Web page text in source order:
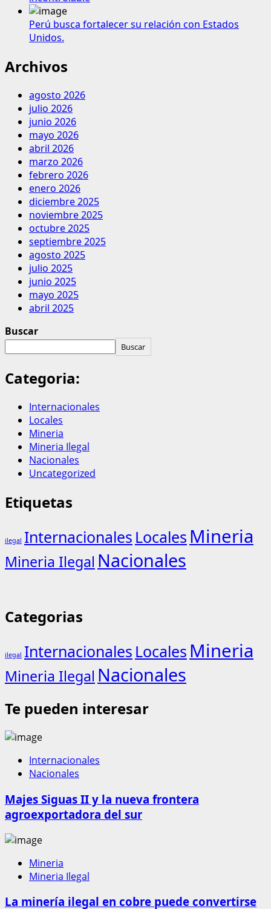
Perú busca fortalecer su relación con Estados
Unidos.
Archivos
agosto 2026
julio 2026
junio 2026
mayo 2026
abril 2026
marzo 2026
febrero 2026
enero 2026
diciembre 2025
noviembre 2025
octubre 2025
septiembre 2025
agosto 2025
julio 2025
junio 2025
mayo 2025
abril 2025
Buscar
Buscar
Categoria:
Internacionales
Locales
Mineria
Mineria Ilegal
Nacionales
Uncategorized
Etiquetas
ilegal Internacionales Locales Mineria
Mineria Ilegal Nacionales
Categorias
ilegal Internacionales Locales Mineria
Mineria Ilegal Nacionales
Te pueden interesar
Internacionales
Nacionales
Majes Siguas II y la nueva frontera
agroexportadora del sur
Mineria
Mineria Ilegal
La minería ilegal en cobre puede convertirse